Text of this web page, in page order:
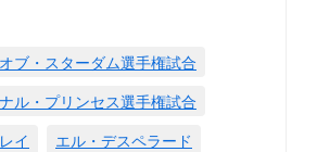
ブ・スターダム選手権試合
ル・プリンセス選手権試合
イ
エル・デスペラード